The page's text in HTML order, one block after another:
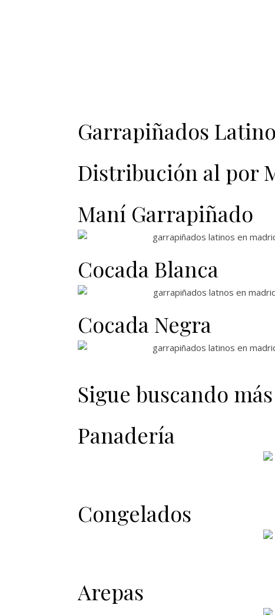
Garrapiñados
Distribución al por
Maní Garrapiñado
Cocada Blanca
Cocada Negra
Sigue buscando
Panadería
Congelados
Arepas